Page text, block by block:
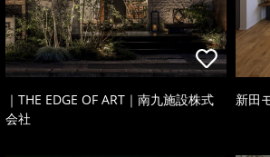
｜THE EDGE OF ART｜南九施設株式
会社
新田